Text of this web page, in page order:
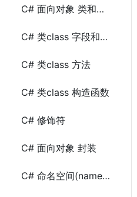
C# 面向对象 类和对象的声明及使用
C# 类class 字段和属性
C# 类class 方法
C# 类class 构造函数
C# 修饰符
C# 面向对象 封装
C# 命名空间(namespace)